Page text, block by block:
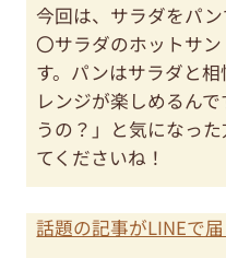
今回は、サラダをパ
〇サラダのホットサ
す。パンはサラダと
レンジが楽しめるん
うの？」と気になっ
てくださいね！
話題の記事がLINEで